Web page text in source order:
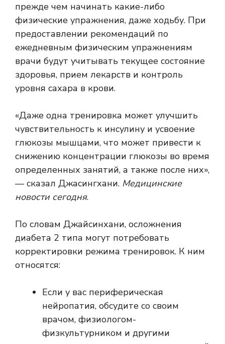
прежде чем начинать какие-либо
физические упражнения, даже ходьбу. При
предоставлении рекомендаций по
ежедневным физическим упражнениям
врачи будут учитывать текущее состояние
здоровья, прием лекарств и контроль
уровня сахара в крови.
«Даже одна тренировка может улучшить
чувствительность к инсулину и усвоение
глюкозы мышцами, что может привести к
снижению концентрации глюкозы во время
определенных занятий, а также после них»,
— сказал Джасингхани. Медицинские
новости сегодня.
По словам Джайсинхани, осложнения
диабета 2 типа могут потребовать
корректировки режима тренировок. К ним
относятся:
Если у вас периферическая
нейропатия, обсудите со своим
врачом, физиологом-
физкультурником и другими